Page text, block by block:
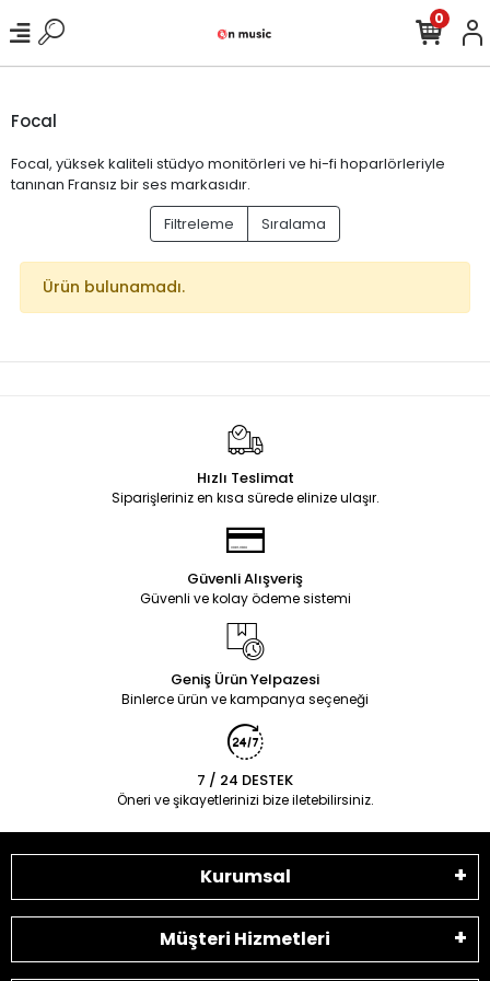
0
Focal
Focal, yüksek kaliteli stüdyo monitörleri ve hi-fi hoparlörleriyle
tanınan Fransız bir ses markasıdır.
Filtreleme
Sıralama
Ürün bulunamadı.
Hızlı Teslimat
Siparişleriniz en kısa sürede elinize ulaşır.
Güvenli Alışveriş
Güvenli ve kolay ödeme sistemi
Geniş Ürün Yelpazesi
Binlerce ürün ve kampanya seçeneği
7 / 24 DESTEK
Öneri ve şikayetlerinizi bize iletebilirsiniz.
Kurumsal
Müşteri Hizmetleri